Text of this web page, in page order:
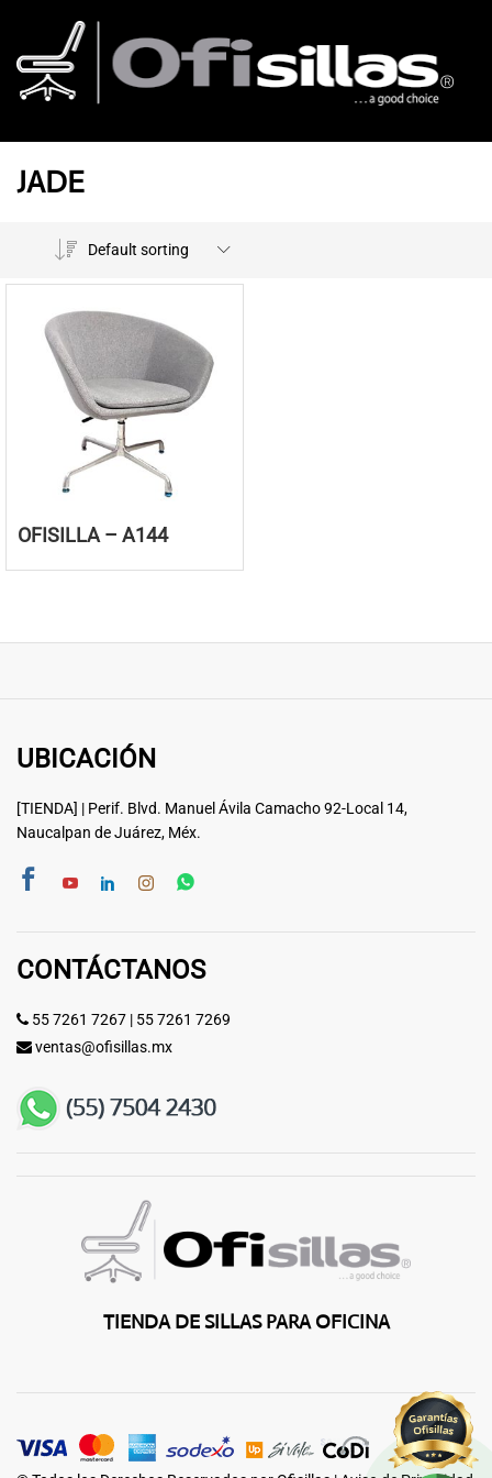
JADE
Default sorting
OFISILLA – A144
UBICACIÓN
[TIENDA] | Perif. Blvd. Manuel Ávila Camacho 92-Local 14,
Naucalpan de Juárez, Méx.
CONTÁCTANOS
55 7261 7267 | 55 7261 7269
ventas@ofisillas.mx
TIENDA DE SILLAS PARA OFICINA